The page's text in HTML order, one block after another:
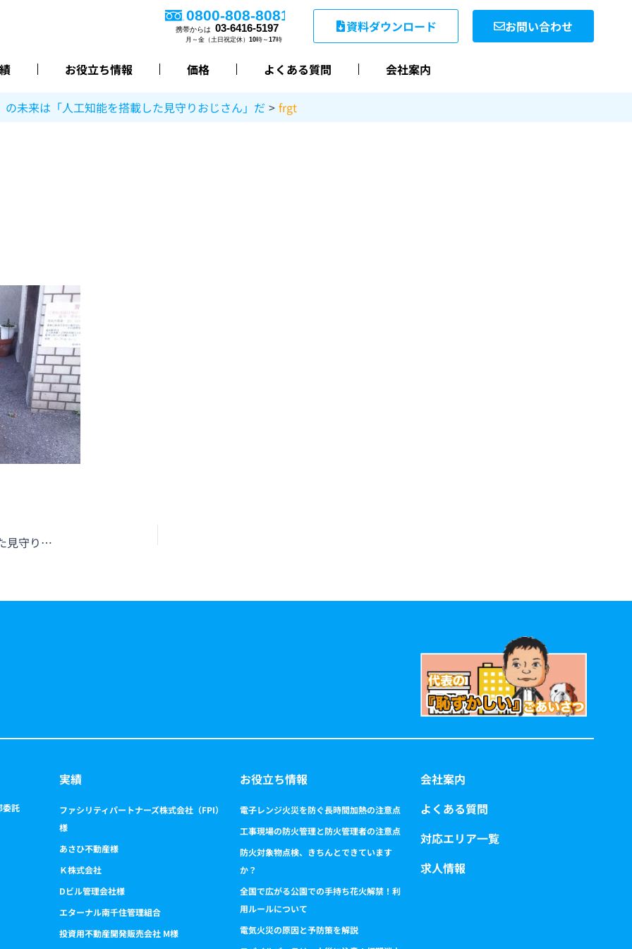
資料ダウンロード お問い合わせ
お役立ち情報 価格 よくある質問 会社案内
の未来は「人工知能を搭載した見守りおじさん」だ frgt
消防設備の「送水口」の未来は「人工知能を搭載した見守りおじさん」だ
委託
実績
ファシリティパートナーズ株式会社（FPI）
様
あさひ不動産様
Ｋ株式会社
Dビル管理会社様
エターナル南千住管理組合
投資用不動産開発販売会社 M様
お役立ち情報
電子レンジ火災を防ぐ長時間加熱の注意点
工事現場の防火管理と防火管理者の注意点
防火対象物点検、きちんとできています
か？
全国で広がる公園での手持ち花火解禁！利
用ルールについて
電気火災の原因と予防策を解説
会社案内
よくある質問
対応エリア一覧
求人情報